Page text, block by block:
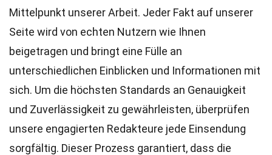
Mittelpunkt unserer Arbeit. Jeder Fakt auf unserer
Seite wird von echten Nutzern wie Ihnen
beigetragen und bringt eine Fülle an
unterschiedlichen Einblicken und Informationen mit
sich. Um die höchsten Standards an Genauigkeit
und Zuverlässigkeit zu gewährleisten, überprüfen
unsere engagierten Redakteure jede Einsendung
sorgfältig. Dieser Prozess garantiert, dass die